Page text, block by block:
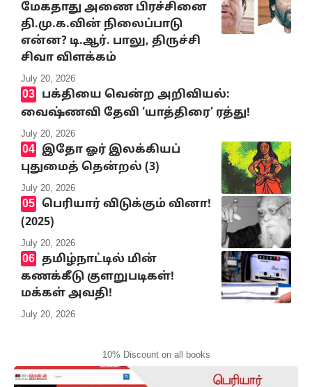
மேகதாது அணை பிரச்சினை
தி.மு.க.வின் நிலைப்பாடு
என்ன? டி.ஆர். பாலு, திருச்சி
சிவா விளக்கம்
July 20, 2026
பக்தியை வென்ற அறிவியல்:
வைஷ்ணவி தேவி ‘யாத்திரை’ ரத்து!
July 20, 2026
இதோ ஓர் இலக்கியப்
புதுமைத் தென்றல் (3)
July 20, 2026
பெரியார் விடுக்கும் வினா!
(2025)
July 20, 2026
தமிழ்நாட்டில் மின்
கணக்கீடு குளறுபடிகள்!
மக்கள் அவதி!
July 20, 2026
10% Discount on all books